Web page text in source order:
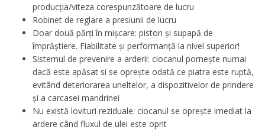
producția/viteza corespunzătoare de lucru
Robinet de reglare a presiunii de lucru
Doar două părți în mișcare: piston și supapă de
împrăștiere. Fiabilitate și performanță la nivel superior!
Sistemul de prevenire a arderii: ciocanul pornește numai
dacă este apăsat si se oprește odată ce piatra este ruptă,
evitând deteriorarea uneltelor, a dispozitivelor de prindere
și a carcasei mandrinei
Nu există lovituri reziduale: ciocanul se oprește imediat la
ardere când fluxul de ulei este oprit